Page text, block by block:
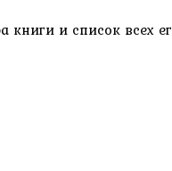
и список всех